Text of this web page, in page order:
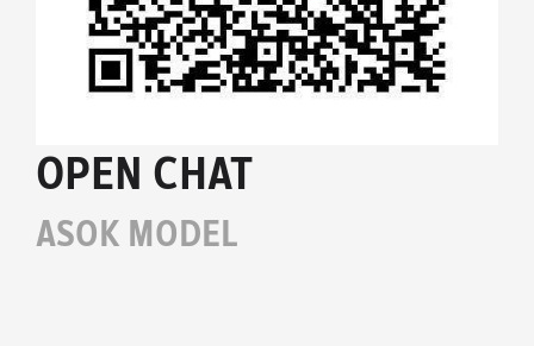
OPEN CHAT
ASOK MODEL